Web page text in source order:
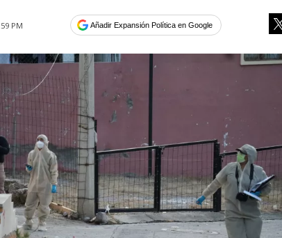
PM Añadir Expansión Política en Google